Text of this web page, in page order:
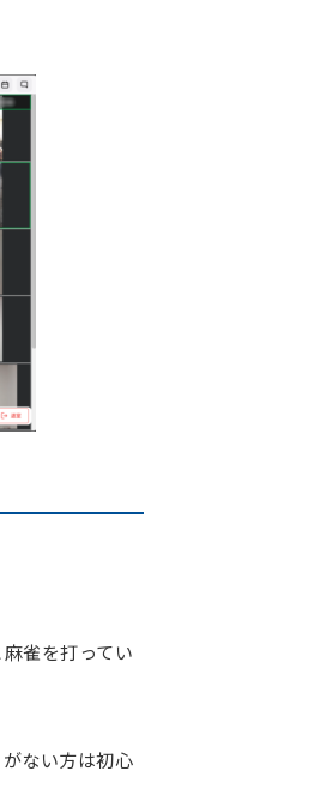
雀を打ってい
ない方は初心